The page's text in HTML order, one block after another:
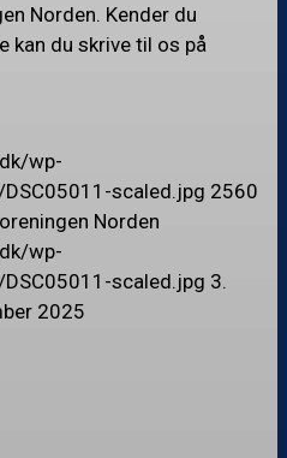
Norden. Kender du
kan du skrive til os på
wp-
scaled.jpg 2560
Norden
wp-
scaled.jpg 3.
2025